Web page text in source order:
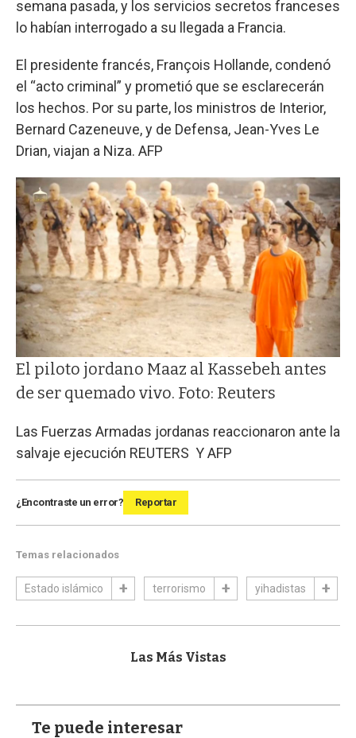
semana pasada, y los servicios secretos franceses
lo habían interrogado a su llegada a Francia.
El presidente francés, François Hollande, condenó
el “acto criminal” y prometió que se esclarecerán
los hechos. Por su parte, los ministros de Interior,
Bernard Cazeneuve, y de Defensa, Jean-Yves Le
Drian, viajan a Niza. AFP
El piloto jordano Maaz al Kassebeh antes
de ser quemado vivo. Foto: Reuters
Las Fuerzas Armadas jordanas reaccionaron ante la
salvaje ejecución REUTERS Y AFP
¿Encontraste un error? Reportar
Temas relacionados
Estado islámico terrorismo yihadistas
Las Más Vistas
Te puede interesar